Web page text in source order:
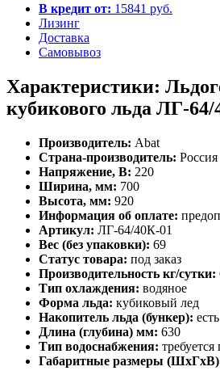
В кредит от: 15841 руб.
Лизинг
Доставка
Самовывоз
Характеристики:
кубикового льда ЛГ-64/
Производитель: Abat
Страна-производитель: Россия
Напряжение, В: 220
Ширина, мм: 700
Высота, мм: 920
Информация об оплате:
Артикул: ЛГ-64/40К-01
Вес (без упаковки): 69
Статус товара: под заказ
Производительность кг/сутки:
Тип охлаждения: водяное
Форма льда: кубиковый лед
Накопитель льда (бункер): есть
Длина (глубина) мм: 630
Тип водоснабжения:
Габаритные размеры